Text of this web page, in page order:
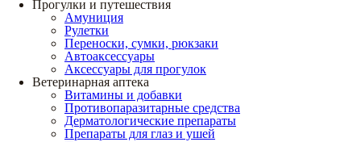
Прогулки и путешествия
Амуниция
Рулетки
Переноски, сумки, рюкзаки
Автоаксессуары
Аксессуары для прогулок
Ветеринарная аптека
Витамины и добавки
Противопаразитарные средства
Дерматологические препараты
Препараты для глаз и ушей